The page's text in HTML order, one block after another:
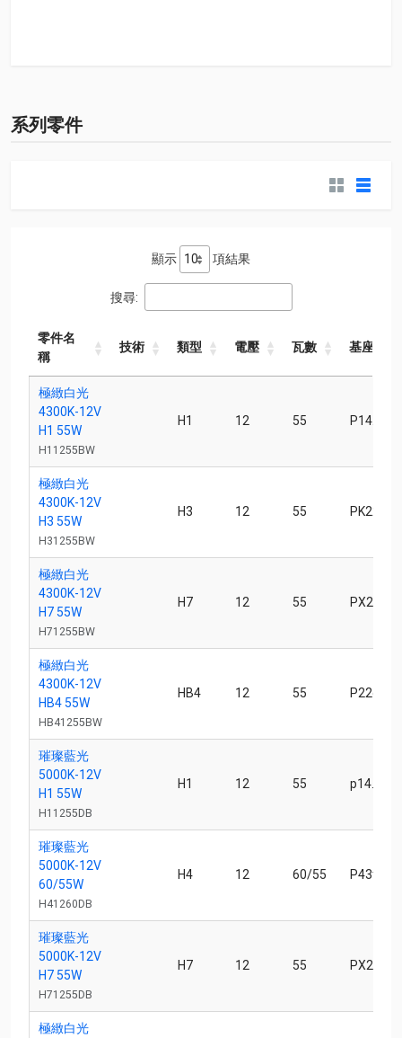
系列零件
顯示 項結果
搜尋:
零件名
稱
技術 類型 電壓 瓦數 基座
零件名
稱
極緻白光
4300K-12V
H1 55W
H11255BW
H1 12 55 P14.5s
極緻白光
4300K-12V
H3 55W
H31255BW
H3 12 55 PK22s
極緻白光
4300K-12V
H7 55W
H71255BW
H7 12 55 PX26d
極緻白光
4300K-12V
HB4 55W
HB41255BW
HB4 12 55 P22d
璀璨藍光
5000K-12V
H1 55W
H11255DB
H1 12 55 p14.5s
璀璨藍光
5000K-12V
60/55W
H41260DB
H4 12 60/55 P43t-38
璀璨藍光
5000K-12V
H7 55W
H71255DB
H7 12 55 PX26d
極緻白光